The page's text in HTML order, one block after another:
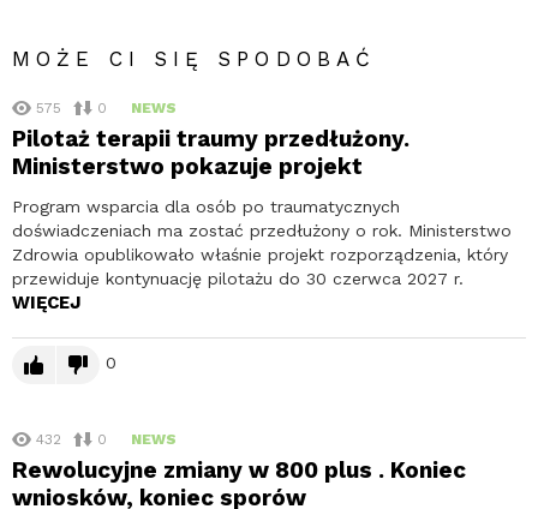
MOŻE CI SIĘ SPODOBAĆ
575 0 NEWS
Pilotaż terapii traumy przedłużony.
Ministerstwo pokazuje projekt
Program wsparcia dla osób po traumatycznych
doświadczeniach ma zostać przedłużony o rok. Ministerstwo
Zdrowia opublikowało właśnie projekt rozporządzenia, który
przewiduje kontynuację pilotażu do 30 czerwca 2027 r.
WIĘCEJ
0
432 0 NEWS
Rewolucyjne zmiany w 800 plus . Koniec
wniosków, koniec sporów